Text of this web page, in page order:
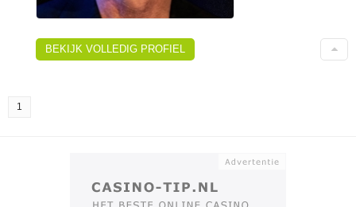
BEKIJK VOLLEDIG PROFIEL
1